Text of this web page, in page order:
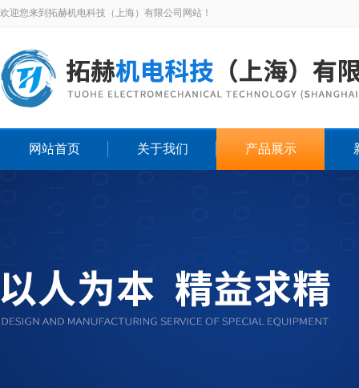
欢迎您来到拓赫机电科技（上海）有限公司网站！
网站首页 关于我们 产品展示